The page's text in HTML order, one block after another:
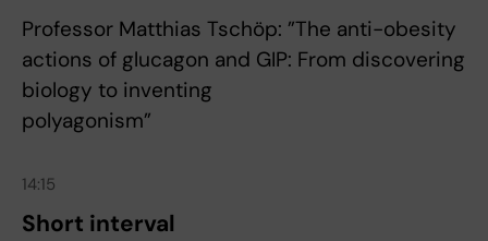
Professor Matthias Tschöp: ”The anti-obesity
actions of glucagon and GIP: From discovering
biology to inventing
polyagonism”
14:15
Short interval